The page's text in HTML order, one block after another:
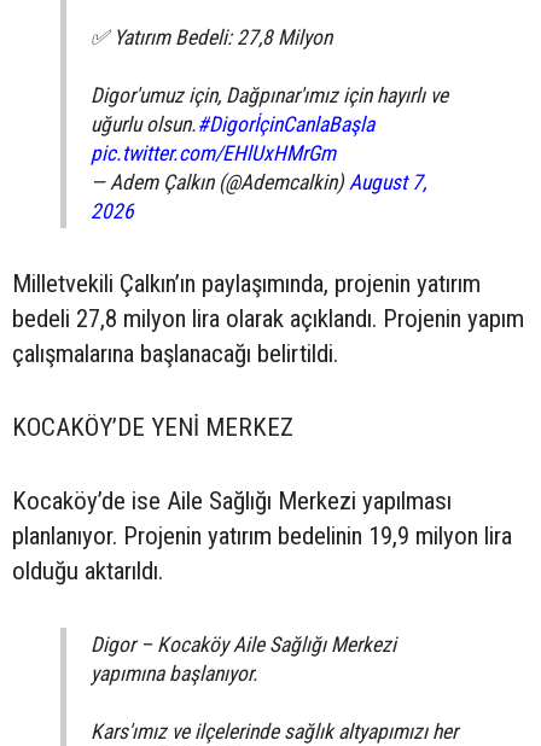
✅ Yatırım Bedeli: 27,8 Milyon
Digor'umuz için, Dağpınar'ımız için hayırlı ve
uğurlu olsun.#DigorİçinCanlaBaşla
pic.twitter.com/EHlUxHMrGm
— Adem Çalkın (@Ademcalkin)August 7,
2026
Milletvekili Çalkın’ın paylaşımında, projenin yatırım
bedeli 27,8 milyon lira olarak açıklandı. Projenin yapım
çalışmalarına başlanacağı belirtildi.
KOCAKÖY’DE YENİ MERKEZ
Kocaköy’de ise Aile Sağlığı Merkezi yapılması
planlanıyor. Projenin yatırım bedelinin 19,9 milyon lira
olduğu aktarıldı.
Digor – Kocaköy Aile Sağlığı Merkezi
yapımına başlanıyor.
Kars'ımız ve ilçelerinde sağlık altyapımızı her